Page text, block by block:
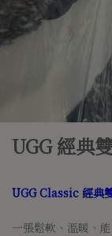
UGG 經典
UGG Classic 經典
一張鬆軟、溫暖、